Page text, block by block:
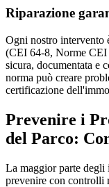
Riparazione
Ogni nostro intervento
(CEI 64-8, Norme CEI
sicura, documentata e
norma può creare
certificazione
Prevenire i
del Parco:
La maggior parte degli
prevenire con controlli